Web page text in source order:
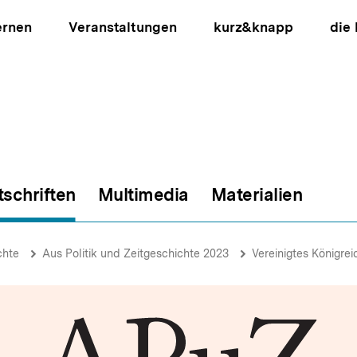
Veranstaltungen kurz&knapp die
Multimedia Materialien
Aus Politik und Zeitgeschichte 2023 Vereinigtes